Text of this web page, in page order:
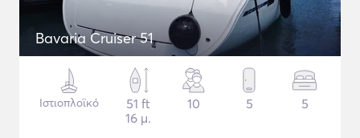
Bavaria Cruiser 51
Ιστιοπλοϊκό
51 ft
16 μ.
10 5 5